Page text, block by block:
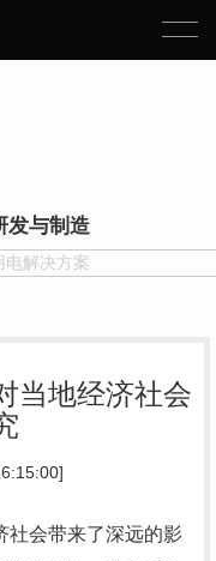
发与制造
电解决方案
当地经济社会
社会带来了深远的影